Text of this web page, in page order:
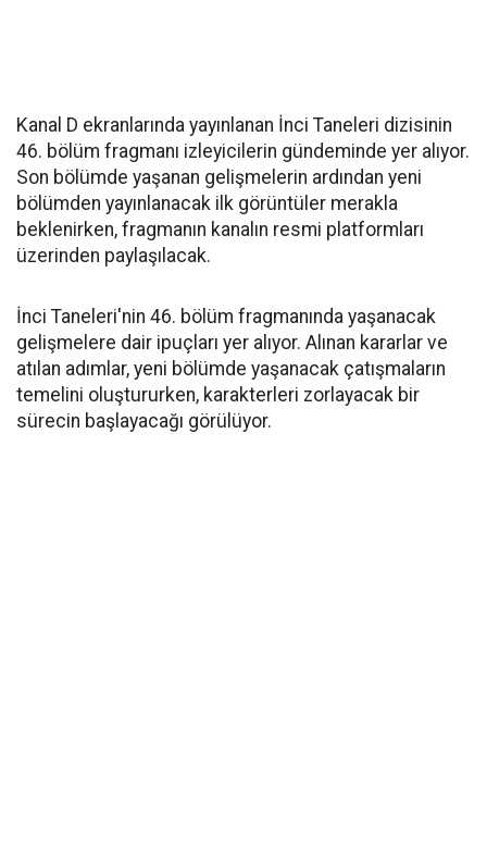
Kanal D ekranlarında yayınlanan İnci Taneleri dizisinin
46. bölüm fragmanı izleyicilerin gündeminde yer alıyor.
Son bölümde yaşanan gelişmelerin ardından yeni
bölümden yayınlanacak ilk görüntüler merakla
beklenirken, fragmanın kanalın resmi platformları
üzerinden paylaşılacak.
İnci Taneleri'nin 46. bölüm fragmanında yaşanacak
gelişmelere dair ipuçları yer alıyor. Alınan kararlar ve
atılan adımlar, yeni bölümde yaşanacak çatışmaların
temelini oluştururken, karakterleri zorlayacak bir
sürecin başlayacağı görülüyor.